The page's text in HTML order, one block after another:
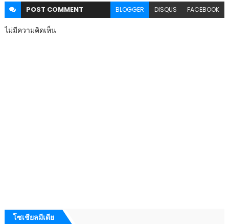
POST COMMENT BLOGGER DISQUS FACEBOOK
ไม่มีความคิดเห็น
โซเชียลมีเดีย